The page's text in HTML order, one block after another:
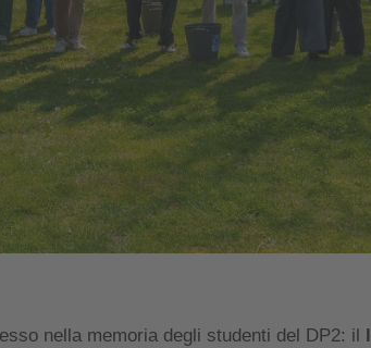
nella memoria degli studenti del DP2: il